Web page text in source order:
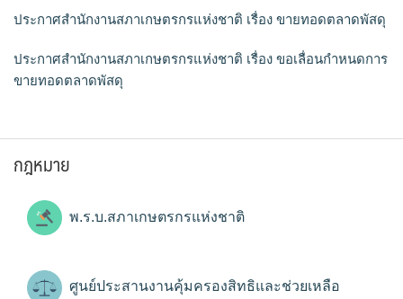
ประกาศสำนักงานสภาเกษตรกรแห่งชาติ เรื่อง ขายทอดตลาดพัสดุ
ประกาศสำนักงานสภาเกษตรกรแห่งชาติ เรื่อง ขอเลื่อนกำหนดการ
ขายทอดตลาดพัสดุ
กฎหมาย
พ.ร.บ.สภาเกษตรกรแห่งชาติ
ศูนย์ประสานงานคุ้มครองสิทธิและช่วยเหลือ